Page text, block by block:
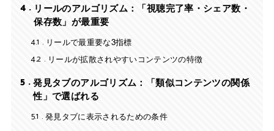
4
リールのアルゴリズム：「視聴完了率・シェア数・
保存数」が最重要
4.1
リールで最重要な3指標
4.2 リールが拡散されやすいコンテンツの特徴
5
発見タブのアルゴリズム：「類似コンテンツの関係
性」で選ばれる
5.1
発見タブに表示されるための条件